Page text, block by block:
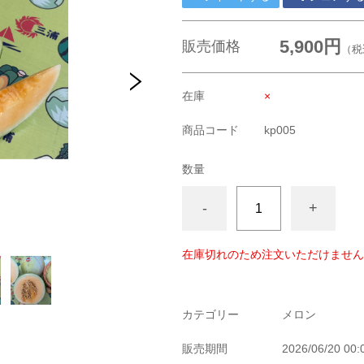
販売価格 5,900円 （
在庫 ×
商品コード kp005
数量
- +
在庫切れのため注文いただけません
カテゴリー メロン
販売期間 2026/06/20